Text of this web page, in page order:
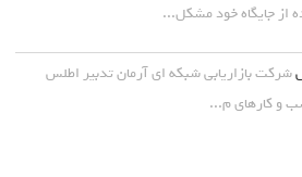
از جایگاه خود مشکل...
شرکت بازاریابی شبکه ای آرمان تدبیر اطلس
و کارهای م...